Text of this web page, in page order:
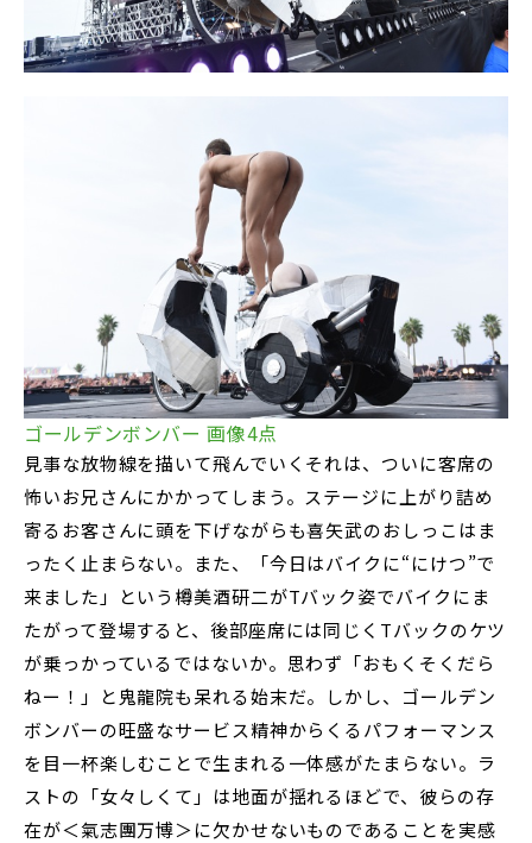
ゴールデンボンバー 画像4点
見事な放物線を描いて飛んでいくそれは、ついに客席の
怖いお兄さんにかかってしまう。ステージに上がり詰め
寄るお客さんに頭を下げながらも喜矢武のおしっこはま
ったく止まらない。また、「今日はバイクに“にけつ”で
来ました」という樽美酒研二がTバック姿でバイクにま
たがって登場すると、後部座席には同じくTバックのケツ
が乗っかっているではないか。思わず「おもくそくだら
ねー！」と鬼龍院も呆れる始末だ。しかし、ゴールデン
ボンバーの旺盛なサービス精神からくるパフォーマンス
を目一杯楽しむことで生まれる一体感がたまらない。ラ
ストの「女々しくて」は地面が揺れるほどで、彼らの存
在が＜氣志團万博＞に欠かせないものであることを実感